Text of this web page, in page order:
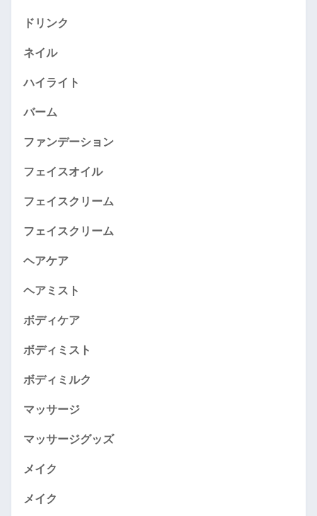
ドリンク
ネイル
ハイライト
バーム
ファンデーション
フェイスオイル
フェイスクリーム
フェイスクリーム
ヘアケア
ヘアミスト
ボディケア
ボディミスト
ボディミルク
マッサージ
マッサージグッズ
メイク
メイク